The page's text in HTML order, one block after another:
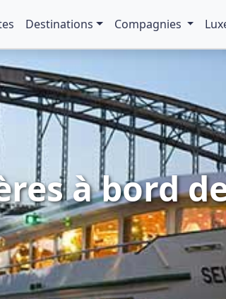
Destinations Compagnies
à bord